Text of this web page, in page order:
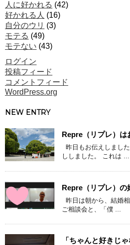
人に好かれる (42)
好かれる人 (16)
自分のウリ (3)
モテる (49)
モテない (43)
ログイン
投稿フィード
コメントフィード
WordPress.org
NEW ENTRY
Repre（リプレ）は
昨日もお伝えしまし
ししました。 これは ...
Repre（リプレ）の
昨日は朝から、結婚
ご相談会と、「僕 ...
「ちゃんと好きじ